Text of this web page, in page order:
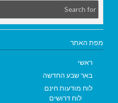
מפת האתר
ראשי
באר שבע החדשה
לוח מודעות חינם
לוח דרושים